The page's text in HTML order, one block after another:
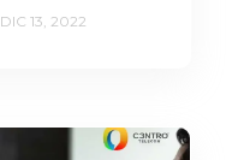
DIC 13, 2022